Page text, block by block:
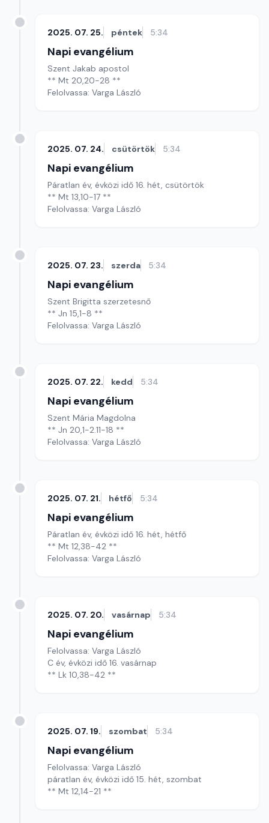
2025. 07. 25. péntek 5:34
Napi evangélium
Szent Jakab apostol
** Mt 20,20-28 **
Felolvassa: Varga László
2025. 07. 24. csütörtök 5:34
Napi evangélium
Páratlan év, évközi idő 16. hét, csütörtök
** Mt 13,10-17 **
Felolvassa: Varga László
2025. 07. 23. szerda 5:34
Napi evangélium
Szent Brigitta szerzetesnő
** Jn 15,1-8 **
Felolvassa: Varga László
2025. 07. 22. kedd 5:34
Napi evangélium
Szent Mária Magdolna
** Jn 20,1-2.11-18 **
Felolvassa: Varga László
2025. 07. 21. hétfő 5:34
Napi evangélium
Páratlan év, évközi idő 16. hét, hétfő
** Mt 12,38-42 **
Felolvassa: Varga László
2025. 07. 20. vasárnap 5:34
Napi evangélium
Felolvassa: Varga László
C év, évközi idő 16. vasárnap
** Lk 10,38-42 **
2025. 07. 19. szombat 5:34
Napi evangélium
Felolvassa: Varga László
páratlan év, évközi idő 15. hét, szombat
** Mt 12,14-21 **